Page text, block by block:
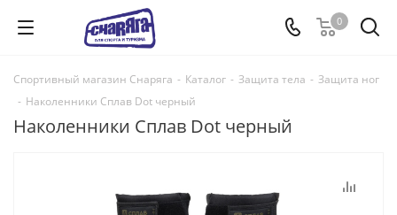
0
Спортивный магазин Снаряга - Каталог - Защита тела - Защита ног
- Наколенники Сплав Dot черный
Наколенники Сплав Dot черный